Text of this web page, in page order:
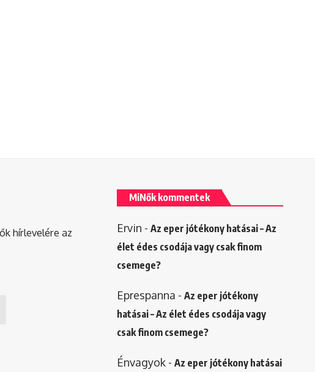
hírlevelére az
MiNők kommentek
Ervin - Az eper jótékony hatásai – Az
élet édes csodája vagy csak finom
csemege?
Eprespanna - Az eper jótékony
hatásai – Az élet édes csodája vagy
csak finom csemege?
Énvagyok- Az eper jótékony hatásai